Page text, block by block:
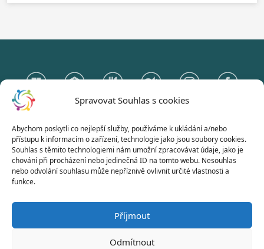
Spravovat Souhlas s cookies
Abychom poskytli co nejlepší služby, používáme k ukládání a/nebo
přístupu k informacím o zařízení, technologie jako jsou soubory cookies.
Souhlas s těmito technologiemi nám umožní zpracovávat údaje, jako je
chování při procházení nebo jedinečná ID na tomto webu. Nesouhlas
nebo odvolání souhlasu může nepříznivě ovlivnit určité vlastnosti a
funkce.
Příjmout
Odmítnout
Gymnázium Otokara Březiny
a Střední odborná škola Telč
Hradecká 235, 588 56 Telč
© 2026 | Všechna práva vyhrazena |Gymnázium Otokara Březiny a Střední odborná